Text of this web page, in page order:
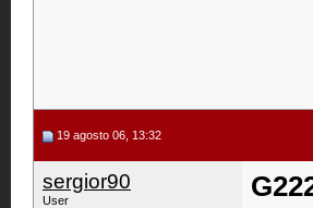
19 agosto 06, 13:32
sergior90
User